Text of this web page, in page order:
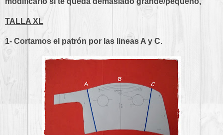
TALLA XL
1- Cortamos el patrón por las lineas A y C.